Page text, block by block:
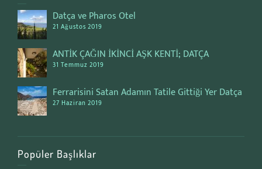
Datça ve Pharos Otel
21 Ağustos 2019
ANTİK ÇAĞIN İKİNCİ AŞK KENTİ; DATÇA
31 Temmuz 2019
Ferrarisini Satan Adamın Tatile Gittiği Yer Datça
27 Haziran 2019
Popüler Başlıklar